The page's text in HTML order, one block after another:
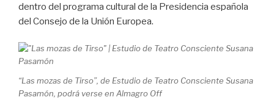
dentro del programa cultural de la Presidencia española
del Consejo de la Unión Europea.
“Las mozas de Tirso”, de Estudio de Teatro Consciente Susana
Pasamón, podrá verse en Almagro Off